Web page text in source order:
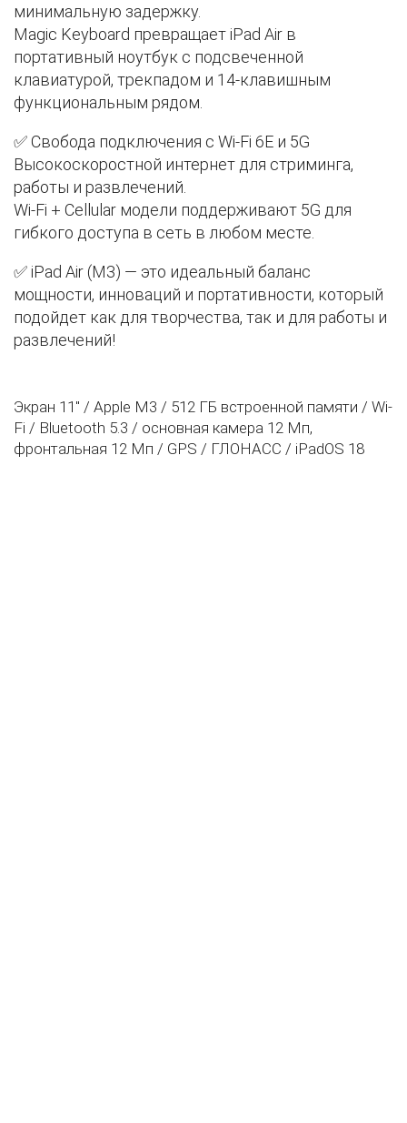
минимальную задержку.
Magic Keyboard превращает iPad Air в
портативный ноутбук с подсвеченной
клавиатурой, трекпадом и 14-клавишным
функциональным рядом.
✅ Свобода подключения с Wi-Fi 6E и 5G
Высокоскоростной интернет для стриминга,
работы и развлечений.
Wi-Fi + Cellular модели поддерживают 5G для
гибкого доступа в сеть в любом месте.
✅ iPad Air (M3) — это идеальный баланс
мощности, инноваций и портативности, который
подойдет как для творчества, так и для работы и
развлечений!
Экран 11" / Apple M3 / 512 ГБ встроенной памяти / Wi-
Fi / Bluetooth 5.3 / основная камера 12 Мп,
фронтальная 12 Мп / GPS / ГЛОНАСС / iPadOS 18